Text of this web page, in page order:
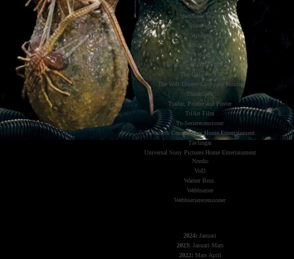
Slash
Sponsrade Inlägg
Stand-up
Streama
Studio S
TV-Spel
The Inside Of The Black Heart
The Unlucky 13
The Walt Disney Company Nordic
ThinkGeek
Trailer, Promo and Poster
TriArt Film
Tv-Serierecensioner
Twentieth Century Fox Home Entertainment
Tävlingar
Universal Sony Pictures Home Entertainment
Nordic
VoD
Warner Bros.
Webbserier
Webbserierecensioner
2024: Januari
2023: Januari Mars
2022: Mars April